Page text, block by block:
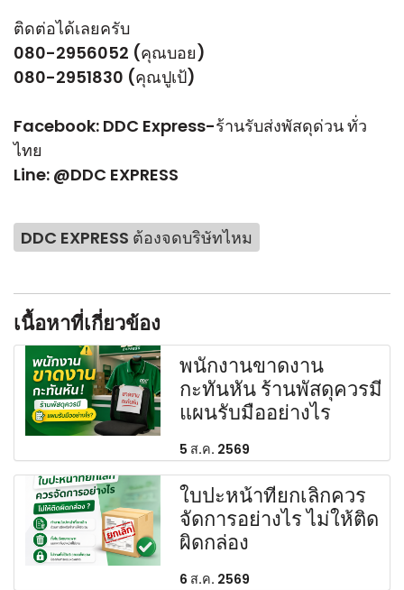
ติดต่อได้เลยครับ
080-2956052 (คุณบอย)
080-2951830 (คุณปูเป้)
Facebook: DDC Express-ร้านรับส่งพัสดุด่วน ทั่ว
ไทย
Line: @DDC EXPRESS
DDC EXPRESS ต้องจดบริษัทไหม
เนื้อหาที่เกี่ยวข้อง
พนักงานขาดงาน
กะทันหัน ร้านพัสดุควรมี
แผนรับมืออย่างไร
5 ส.ค. 2569
ใบปะหน้าที่ยกเลิกควร
จัดการอย่างไร ไม่ให้ติด
ผิดกล่อง
6 ส.ค. 2569